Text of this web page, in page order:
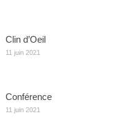
Clin d’Oeil
11 juin 2021
Conférence
11 juin 2021